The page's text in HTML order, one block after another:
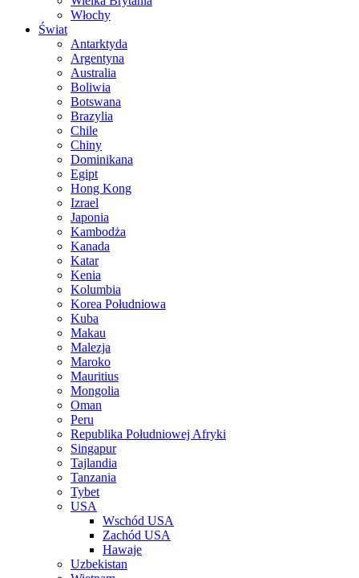
Włochy
Świat
Antarktyda
Argentyna
Australia
Boliwia
Botswana
Brazylia
Chile
Chiny
Dominikana
Egipt
Hong Kong
Izrael
Japonia
Kambodża
Kanada
Katar
Kenia
Kolumbia
Korea Południowa
Kuba
Makau
Malezja
Maroko
Mauritius
Mongolia
Oman
Peru
Republika Południowej Afryki
Singapur
Tajlandia
Tanzania
Tybet
USA
Wschód USA
Zachód USA
Hawaje
Uzbekistan